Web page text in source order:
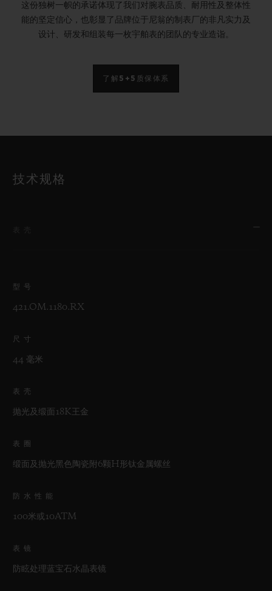
这份独树一帜的承诺体现了我们对腕表品质、耐用性及整体性
能的坚定信心，也彰显了品牌位于尼翁的制表厂的非凡实力及
设计、研发和组装每一枚宇舶表的团队的专业造诣。
了解5+5质保体系
技术规格
型号
421.OM.1180.RX
尺寸
44 毫米
表壳
抛光及缎面18K王金
表圈
缎面及抛光黑色陶瓷附6颗H形钛金属螺丝
防水性能
100米或10ATM
表镜
防眩处理蓝宝石水晶表镜